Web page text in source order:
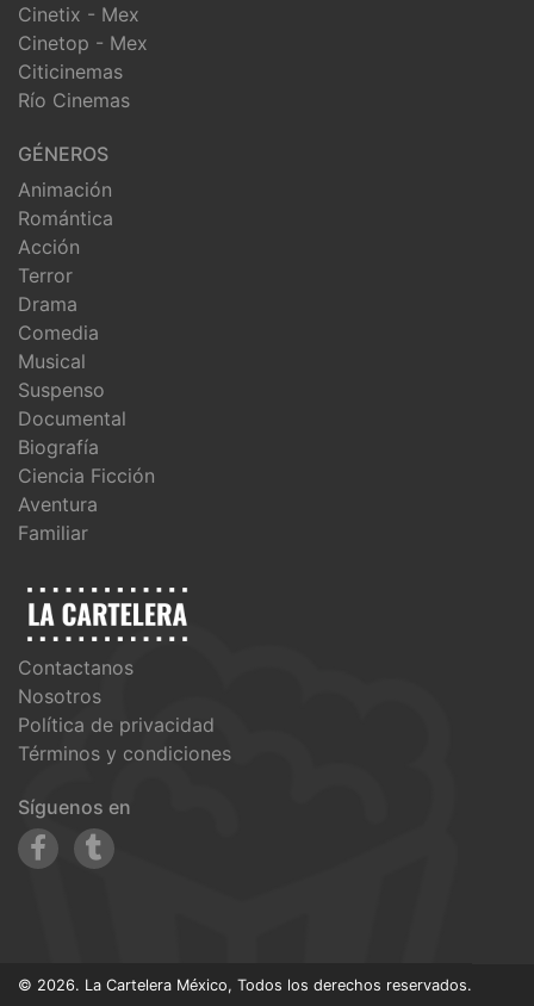
Cinetix - Mex
Cinetop - Mex
Citicinemas
Río Cinemas
GÉNEROS
Animación
Romántica
Acción
Terror
Drama
Comedia
Musical
Suspenso
Documental
Biografía
Ciencia Ficción
Aventura
Familiar
Contactanos
Nosotros
Política de privacidad
Términos y condiciones
Síguenos en
© 2026. La Cartelera México, Todos los derechos reservados.